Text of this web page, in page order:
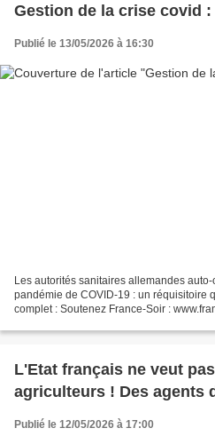
Gestion de la crise covid
Publié le 13/05/2026 à 16:30
Les autorités sanitaires allemandes
pandémie de COVID-19 : un réquisitoire
complet : Soutenez France-Soir :
L'Etat français ne veut
agriculteurs ! Des agents
Publié le 12/05/2026 à 17:00